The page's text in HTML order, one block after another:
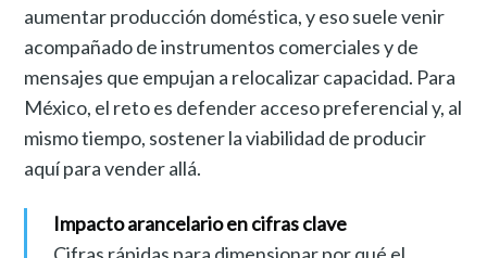
aumentar producción doméstica, y eso suele venir
acompañado de instrumentos comerciales y de
mensajes que empujan a relocalizar capacidad. Para
México, el reto es defender acceso preferencial y, al
mismo tiempo, sostener la viabilidad de producir
aquí para vender allá.
Impacto arancelario en cifras clave